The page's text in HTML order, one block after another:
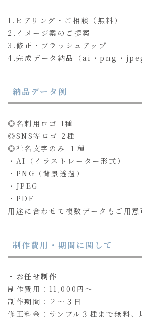
1.ヒアリング・ご相談（無料）
2.イメージ案のご提案
3.修正・ブラッシュアップ
4.完成データ納品（ai・png・
納品データ例
◎名刺用ロゴ 1種
◎SNS等ロゴ 2種
◎社名文字のみ １種
・AI（イラストレーター形式）
・PNG（背景透過）
・JPEG
・PDF
用途に合わせて複数データもご用意
制作費用・期間に関して
・お任せ制作
制作費用：11,000円～
制作期間：２～３日
修正料金：サンプル３種まで無料